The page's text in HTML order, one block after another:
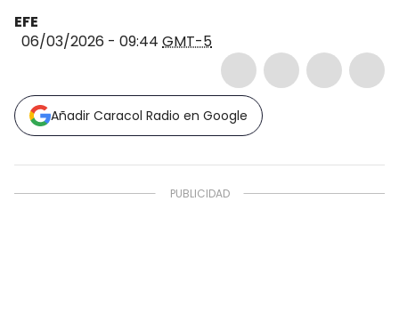
EFE
06/03/2026 - 09:44 GMT-5
Añadir Caracol Radio en Google